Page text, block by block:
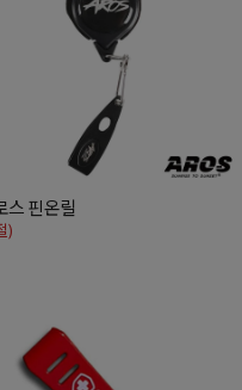
스 핀온릴
)